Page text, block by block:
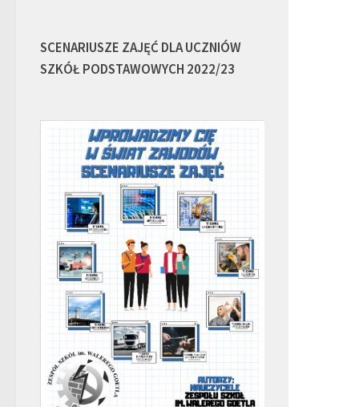
SCENARIUSZE ZAJĘĆ DLA UCZNIÓW
SZKÓŁ PODSTAWOWYCH 2022/23